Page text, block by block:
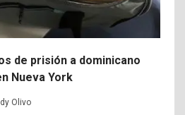
de prisión a dominicano
Nueva York
Olivo